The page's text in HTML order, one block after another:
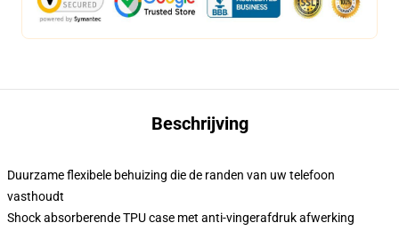
Beschrijving
Duurzame flexibele behuizing die de randen van uw telefoon
vasthoudt
Shock absorberende TPU case met anti-vingerafdruk afwerking